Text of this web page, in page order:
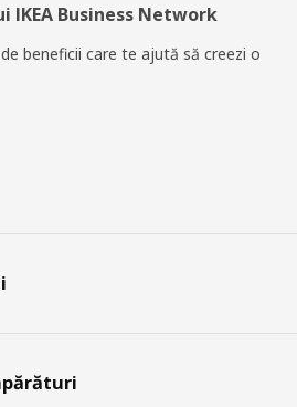
Business Network
beneficii care te ajută să creezi o